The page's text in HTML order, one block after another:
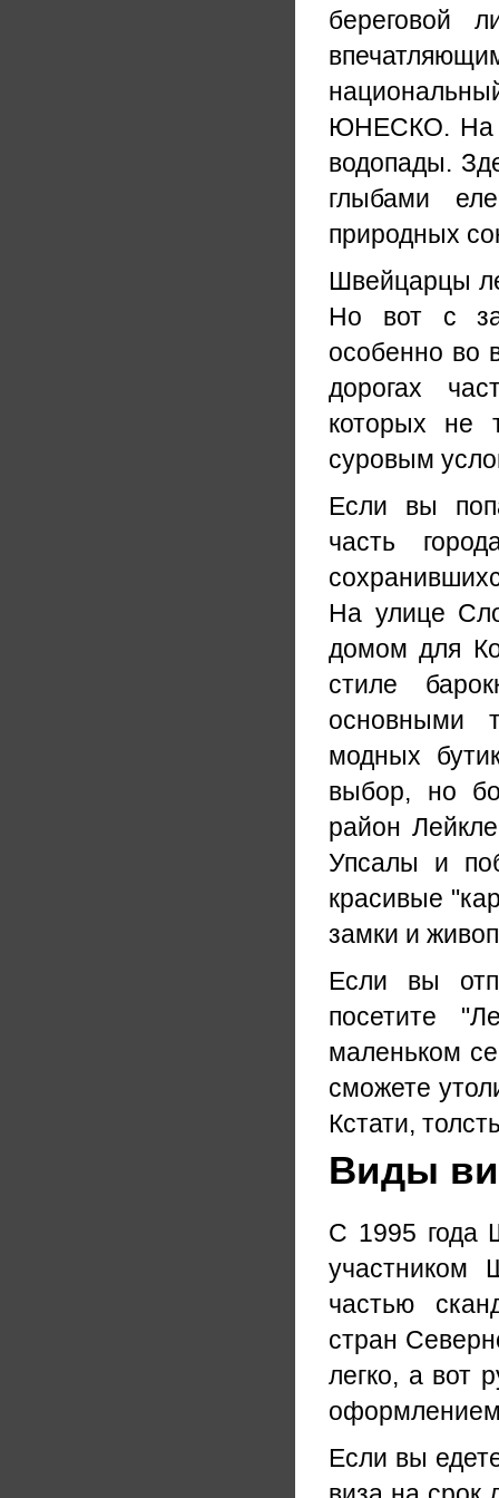
береговой
ЮНЕСКО. На
водопады.
глыбами
природных
Швейцарцы
Но вот с
особенно во
дорогах
которых не
суровым
Если вы
часть
На улице
домом для
стиле
основными
модных
выбор, но
район
Упсалы и
красивые
замки и
Если вы
посетите
маленьком
сможете
Кстати,
Виды
С 1995 года
участником
частью
стран
легко, а вот
Если вы